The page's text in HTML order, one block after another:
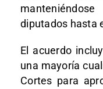
diputados hasta
El acuerdo
una mayoría
Cortes para